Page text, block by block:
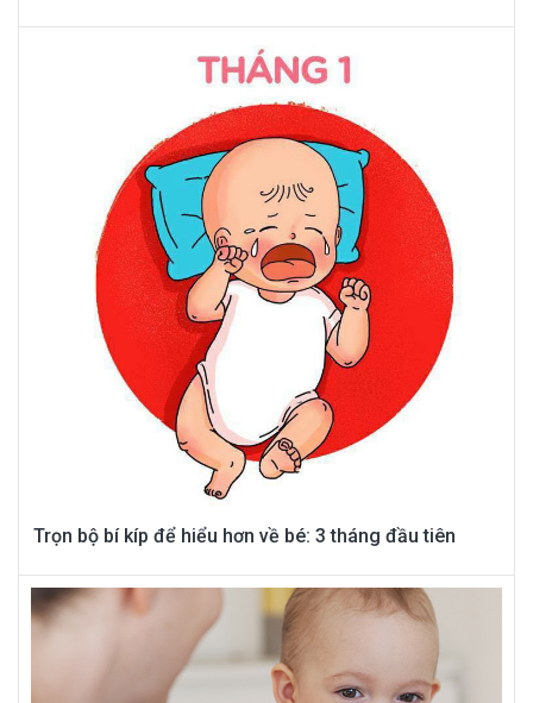
Trọn bộ bí kíp để hiểu hơn về bé: 3 tháng đầu tiên